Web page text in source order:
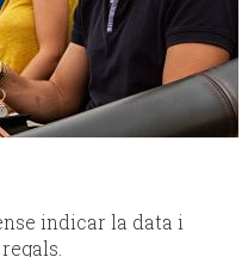
indicar la data i